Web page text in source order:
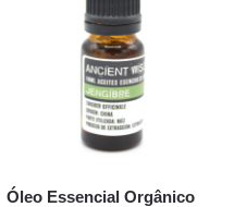
Óleo Essencial Orgânico